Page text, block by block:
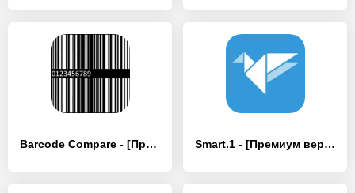
Barcode Compare - [Премиум версия] Smart.1 - [Премиум версия]